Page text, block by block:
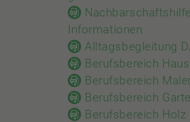
Nachbarschaftshilfe
Informationen
Alltagsbegleitung
Berufsbereich
Berufsbereich
Berufsbereich
Berufsbereich Holz